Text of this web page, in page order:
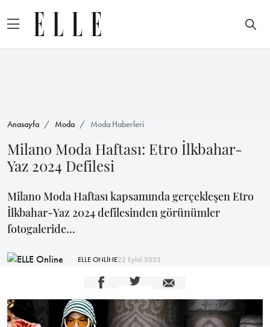
Anasayfa Moda Moda Haberleri
Milano Moda Haftası: Etro İlkbahar-
Yaz 2024 Defilesi
Milano Moda Haftası kapsamında gerçekleşen Etro
İlkbahar-Yaz 2024 defilesinden görünümler
fotogaleride...
ELLE ONLİNE22 Eylül 2023